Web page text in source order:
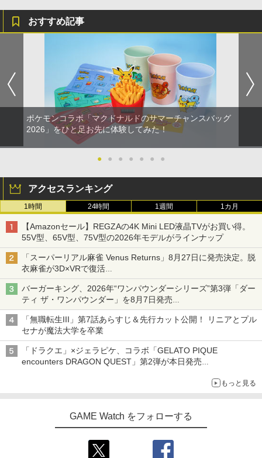
おすすめ記事
ポケモンコラボ「マクドナルドのサマーチャンスバッグ
2026」をひと足お先に体験してみた！
● ● ● ● ● ● ●
アクセスランキング
1時間 24時間 1週間 1カ月
【Amazonセール】REGZAの4K Mini LED液晶TVがお買い得。
55V型、65V型、75V型の2026年モデルがラインナップ
「スーパーリアル麻雀 Venus Returns」8月27日に発売決定。脱
衣麻雀が3D×VRで復活
発売から2週間は20%オフになるセールが実施
バーガーキング、2026年“ワンパウンダーシリーズ”第3弾「ダー
ティ ザ・ワンパウンダー」を8月7日発売
「特製ガーリックマヨソース」を使用した超大型チーズバーガー
「無職転生III」第7話あらすじ＆先行カット公開！ リニアとプル
セナが魔法大学を卒業
「ドラクエ」×ジェラピケ、コラボ「GELATO PIQUE
encounters DRAGON QUEST」第2弾が本日発売
もっと見る
GAME Watch をフォローする